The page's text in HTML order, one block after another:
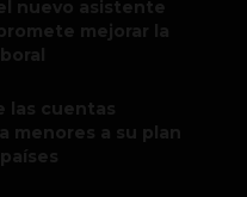
nuevo asistente
mejorar la
las cuentas
menores a su plan